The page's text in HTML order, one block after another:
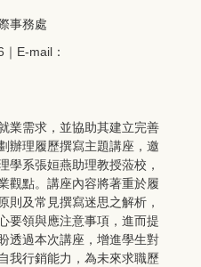
事務處
E-mail：
業需求，並協助其建立完善
辦理履歷撰寫主題講座，邀
學系張姮燕助理教授蒞校，
觀點。講座內容將著重於履
則及常見撰寫迷思之解析，
要領與應注意事項，進而提
透過本次講座，增進學生對
我行銷能力，為未來求職歷